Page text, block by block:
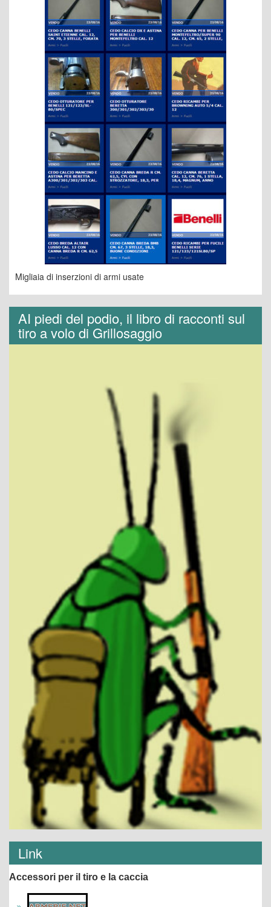
Migliaia di inserzioni di armi usate
AI piedi del podio, il libro di racconti sul
tiro a volo di Grillosaggio
Link
Accessori per il tiro e la caccia